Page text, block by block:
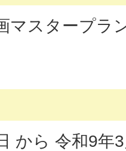
マスタープラ
から 令和9年